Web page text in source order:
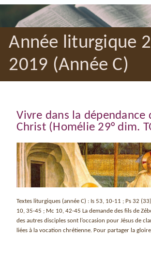
Année liturgique
2019 (Année C)
Vivre dans la dépendance
Christ (Homélie 29° dim.
Textes liturgiques (année C) : Is 53, 10-11 ; Ps 32
10, 35-45 ; Mc 10, 42-45 La demande des fils de
des autres disciples sont l’occasion pour Jésus de
liées à la vocation chrétienne. Pour partager la